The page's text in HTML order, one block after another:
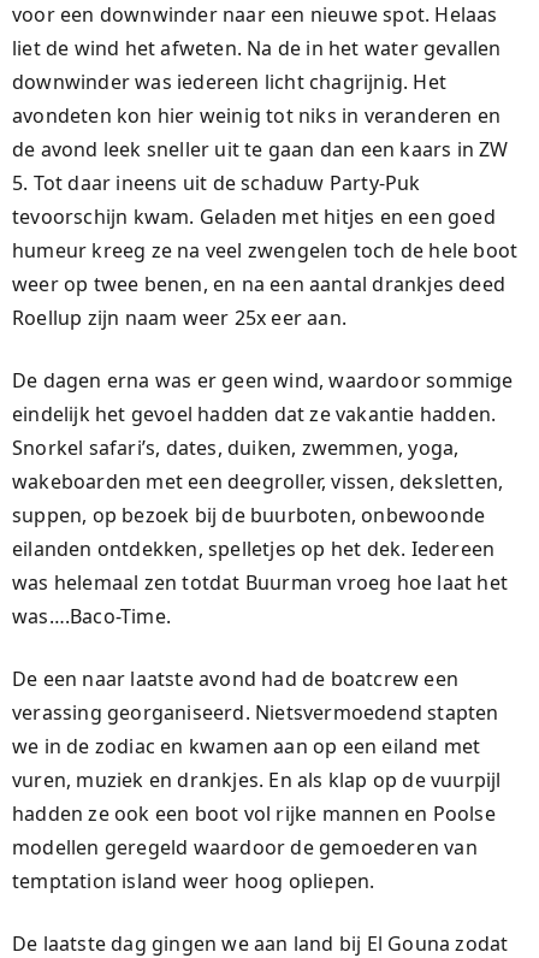
voor een downwinder naar een nieuwe spot. Helaas
liet de wind het afweten. Na de in het water gevallen
downwinder was iedereen licht chagrijnig. Het
avondeten kon hier weinig tot niks in veranderen en
de avond leek sneller uit te gaan dan een kaars in ZW
5. Tot daar ineens uit de schaduw Party-Puk
tevoorschijn kwam. Geladen met hitjes en een goed
humeur kreeg ze na veel zwengelen toch de hele boot
weer op twee benen, en na een aantal drankjes deed
Roellup zijn naam weer 25x eer aan.
De dagen erna was er geen wind, waardoor sommige
eindelijk het gevoel hadden dat ze vakantie hadden.
Snorkel safari’s, dates, duiken, zwemmen, yoga,
wakeboarden met een deegroller, vissen, deksletten,
suppen, op bezoek bij de buurboten, onbewoonde
eilanden ontdekken, spelletjes op het dek. Iedereen
was helemaal zen totdat Buurman vroeg hoe laat het
was….Baco-Time.
De een naar laatste avond had de boatcrew een
verassing georganiseerd. Nietsvermoedend stapten
we in de zodiac en kwamen aan op een eiland met
vuren, muziek en drankjes. En als klap op de vuurpijl
hadden ze ook een boot vol rijke mannen en Poolse
modellen geregeld waardoor de gemoederen van
temptation island weer hoog opliepen.
De laatste dag gingen we aan land bij El Gouna zodat